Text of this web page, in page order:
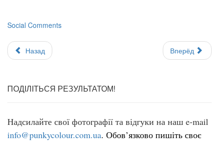
Social Comments
Назад Вперёд
ПОДІЛІТЬСЯ РЕЗУЛЬТАТОМ!
Надсилайте свої фотографії та відгуки на наш e-mail
info@punkycolour.com.ua. Обов’язково пишіть своє